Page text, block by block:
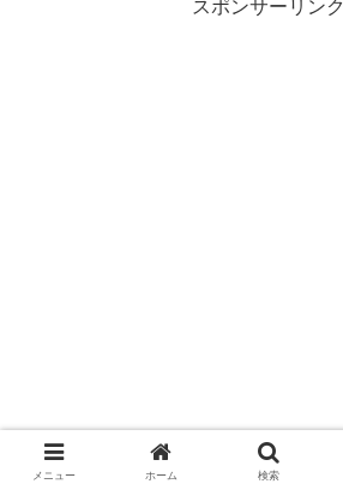
スポンサーリンク
メニュー ホーム 検索